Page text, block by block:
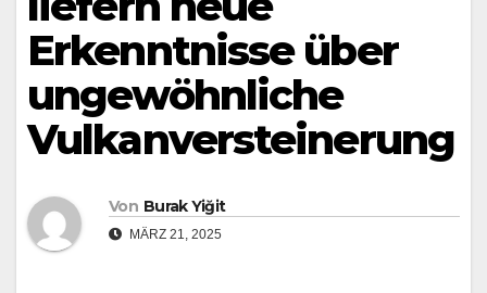
Erkenntnisse über
ungewöhnliche
Vulkanversteinerung
Von Burak Yiğit
MÄRZ 21, 2025